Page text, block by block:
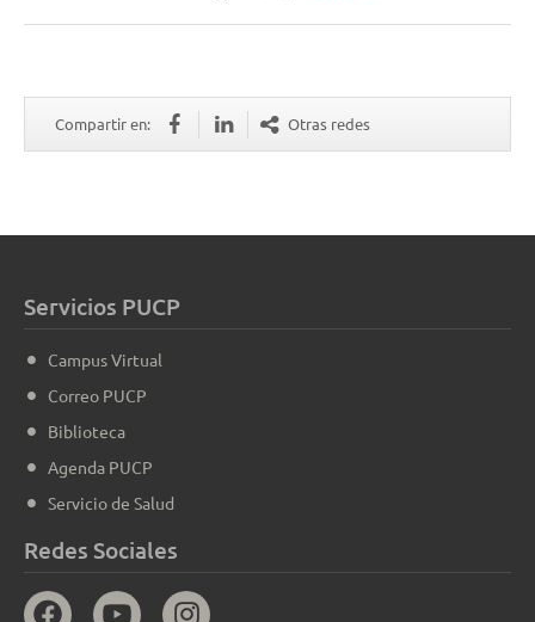
Compartir en: Otras redes
Servicios PUCP
Campus Virtual
Correo PUCP
Biblioteca
Agenda PUCP
Servicio de Salud
Redes Sociales